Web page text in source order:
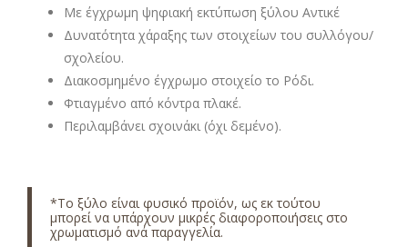
Με έγχρωμη ψηφιακή εκτύπωση ξύλου Αντικέ
Δυνατότητα χάραξης των στοιχείων του συλλόγου/
σχολείου.
Διακοσμημένο έγχρωμο στοιχείο το Ρόδι.
Φτιαγμένο από κόντρα πλακέ.
Περιλαμβάνει σχοινάκι (όχι δεμένο).
*Το ξύλο είναι φυσικό προϊόν, ως εκ τούτου
μπορεί να υπάρχουν μικρές διαφοροποιήσεις στο
χρωματισμό ανά παραγγελία.